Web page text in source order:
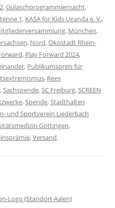
,Gulaschprogrammiernacht,
1, KASA for Kids Uganda e. V.,
, München,
, Nord,Ökostadt Rhein-
, Play Forward 2024,
, Publikumspreis für
, Rees
,Sachspende,SC Freiburg,SCREEN
,Spende,Stadthalten
und Sportverein Liederbach
Göttingen,
,Versand.